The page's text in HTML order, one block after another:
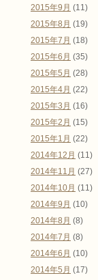
2015年9月 (11)
2015年8月 (19)
2015年7月 (18)
2015年6月 (35)
2015年5月 (28)
2015年4月 (22)
2015年3月 (16)
2015年2月 (15)
2015年1月 (22)
2014年12月 (11)
2014年11月 (27)
2014年10月 (11)
2014年9月 (10)
2014年8月 (8)
2014年7月 (8)
2014年6月 (10)
2014年5月 (17)